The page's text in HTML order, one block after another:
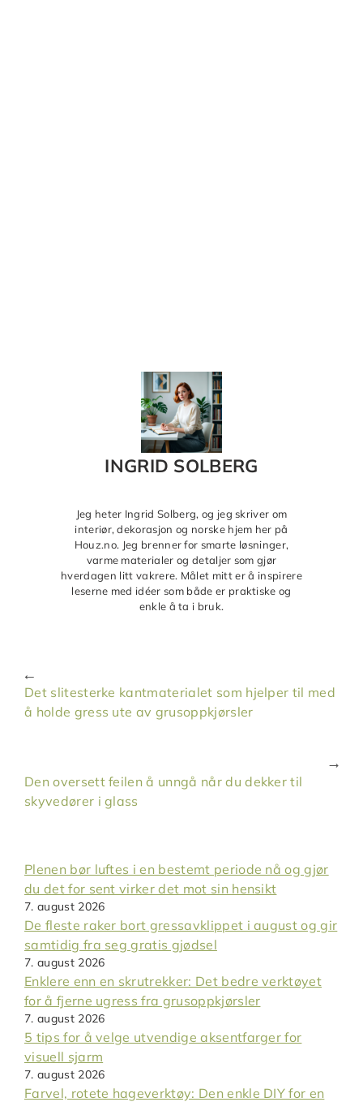
INGRID SOLBERG
Jeg heter Ingrid Solberg, og jeg skriver om
interiør, dekorasjon og norske hjem her på
Houz.no. Jeg brenner for smarte løsninger,
varme materialer og detaljer som gjør
hverdagen litt vakrere. Målet mitt er å inspirere
leserne med idéer som både er praktiske og
enkle å ta i bruk.
Det slitesterke kantmaterialet som hjelper til med
å holde gress ute av grusoppkjørsler
Den oversett feilen å unngå når du dekker til
skyvedører i glass
Plenen bør luftes i en bestemt periode nå og gjør
du det for sent virker det mot sin hensikt
7. august 2026
De fleste raker bort gressavklippet i august og gir
samtidig fra seg gratis gjødsel
7. august 2026
Enklere enn en skrutrekker: Det bedre verktøyet
for å fjerne ugress fra grusoppkjørsler
7. august 2026
5 tips for å velge utvendige aksentfarger for
visuell sjarm
7. august 2026
Farvel, rotete hageverktøy: Den enkle DIY for en